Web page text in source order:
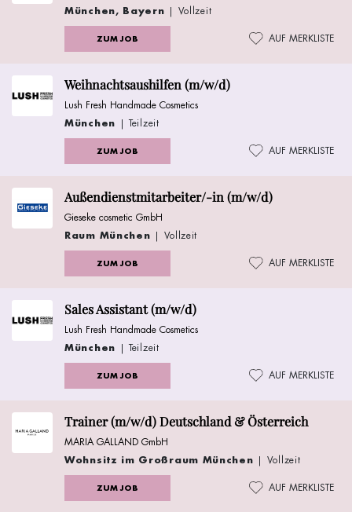
München, Bayern | Vollzeit
ZUM JOB AUF MERKLISTE
Weihnachtsaushilfen (m/w/d)
Lush Fresh Handmade Cosmetics
München | Teilzeit
ZUM JOB AUF MERKLISTE
Außendienstmitarbeiter/-in (m/w/d)
Gieseke cosmetic GmbH
Raum München | Vollzeit
ZUM JOB AUF MERKLISTE
Sales Assistant (m/w/d)
Lush Fresh Handmade Cosmetics
München | Teilzeit
ZUM JOB AUF MERKLISTE
Trainer (m/w/d) Deutschland & Österreich
MARIA GALLAND GmbH
Wohnsitz im Großraum München | Vollzeit
ZUM JOB AUF MERKLISTE